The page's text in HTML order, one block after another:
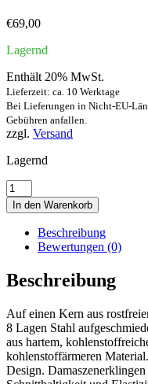
€69,00
Lagernd
Enthält 20% MwSt.
Lieferzeit: ca. 10 Werktage
Bei Lieferungen in Nicht-EU-
Gebühren anfallen.
zzgl. Versand
Lagernd
Parforce
Damastmesser
Menge
In den Warenkorb
Beschreibung
Bewertungen (0)
Beschreibung
Auf einen Kern aus
8 Lagen Stahl
aus hartem,
kohlenstoffärmeren
Design.